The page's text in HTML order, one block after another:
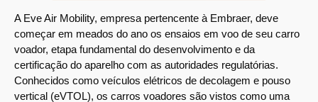
A Eve Air Mobility, empresa pertencente à Embraer, deve
começar em meados do ano os ensaios em voo de seu carro
voador, etapa fundamental do desenvolvimento e da
certificação do aparelho com as autoridades regulatórias.
Conhecidos como veículos elétricos de decolagem e pouso
vertical (eVTOL), os carros voadores são vistos como uma